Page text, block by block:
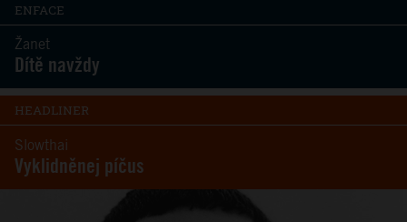
ENFACE
Žanet
Dítě navždy
HEADLINER
Slowthai
Vyklidněnej píčus